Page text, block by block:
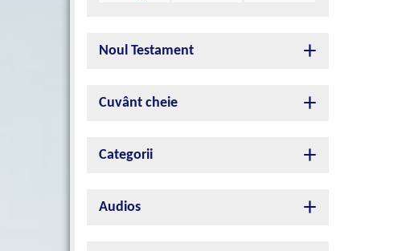
Noul Testament
Cuvânt cheie
Categorii
Audios